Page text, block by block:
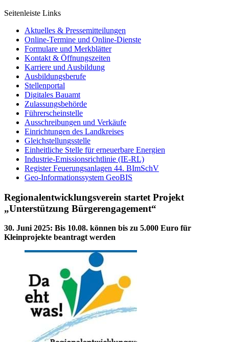
Seitenleiste Links
Aktuelles & Pressemitteilungen
Online-Termine und Online-Dienste
Formulare und Merkblätter
Kontakt & Öffnungszeiten
Karriere und Ausbildung
Ausbildungsberufe
Stellenportal
Digitales Bauamt
Zulassungsbehörde
Führerscheinstelle
Ausschreibungen und Verkäufe
Einrichtungen des Landkreises
Gleichstellungsstelle
Einheitliche Stelle für erneuerbare Energien
Industrie-Emissionsrichtlinie (IE-RL)
Register Feuerungsanlagen 44. BImSchV
Geo-Informationssystem GeoBIS
Regionalentwicklungsverein startet Projekt
„Unterstützung Bürgerengagement“
30. Juni 2025: Bis 10.08. können bis zu 5.000 Euro für
Kleinprojekte beantragt werden